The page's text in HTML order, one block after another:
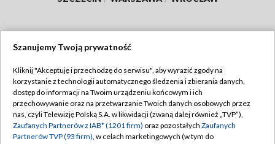
TVP
Abonament TVP
Emisja w TVP
Regulamin TVP
Polityka prywatności
Szanujemy Twoją prywatność
Kliknij "Akceptuję i przechodzę do serwisu", aby wyrazić zgody na
korzystanie z technologii automatycznego śledzenia i zbierania danych,
dostęp do informacji na Twoim urządzeniu końcowym i ich
przechowywanie oraz na przetwarzanie Twoich danych osobowych przez
nas, czyli Telewizję Polską S.A. w likwidacji (zwaną dalej również „TVP”),
Zaufanych Partnerów z IAB* (1201 firm) oraz pozostałych Zaufanych
Partnerów TVP (93 firm), w celach marketingowych (w tym do